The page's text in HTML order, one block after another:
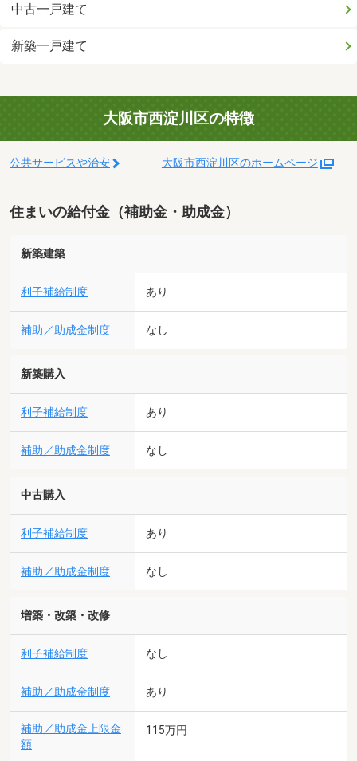
中古一戸建て
新築一戸建て
大阪市西淀川区の特徴
公共サービスや治安 大阪市西淀川区のホームページ
住まいの給付金（補助金・助成金）
新築建築
利子補給制度 あり
補助／助成金制度 なし
新築購入
利子補給制度 あり
補助／助成金制度 なし
中古購入
利子補給制度 あり
補助／助成金制度 なし
増築・改築・改修
利子補給制度 なし
補助／助成金制度 あり
補助／助成金上限金
額
115万円